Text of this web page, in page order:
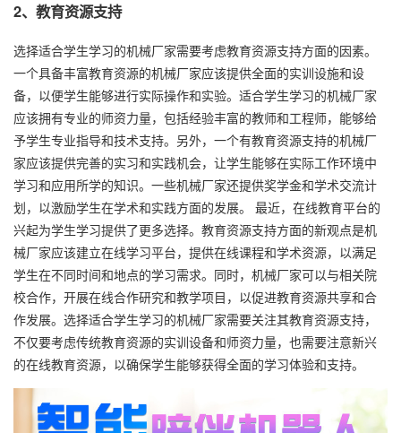
2、教育资源支持
选择适合学生学习的机械厂家需要考虑教育资源支持方面的因素。
一个具备丰富教育资源的机械厂家应该提供全面的实训设施和设
备，以便学生能够进行实际操作和实验。适合学生学习的机械厂家
应该拥有专业的师资力量，包括经验丰富的教师和工程师，能够给
予学生专业指导和技术支持。另外，一个有教育资源支持的机械厂
家应该提供完善的实习和实践机会，让学生能够在实际工作环境中
学习和应用所学的知识。一些机械厂家还提供奖学金和学术交流计
划，以激励学生在学术和实践方面的发展。 最近，在线教育平台的
兴起为学生学习提供了更多选择。教育资源支持方面的新观点是机
械厂家应该建立在线学习平台，提供在线课程和学术资源，以满足
学生在不同时间和地点的学习需求。同时，机械厂家可以与相关院
校合作，开展在线合作研究和教学项目，以促进教育资源共享和合
作发展。选择适合学生学习的机械厂家需要关注其教育资源支持，
不仅要考虑传统教育资源的实训设备和师资力量，也需要注意新兴
的在线教育资源，以确保学生能够获得全面的学习体验和支持。